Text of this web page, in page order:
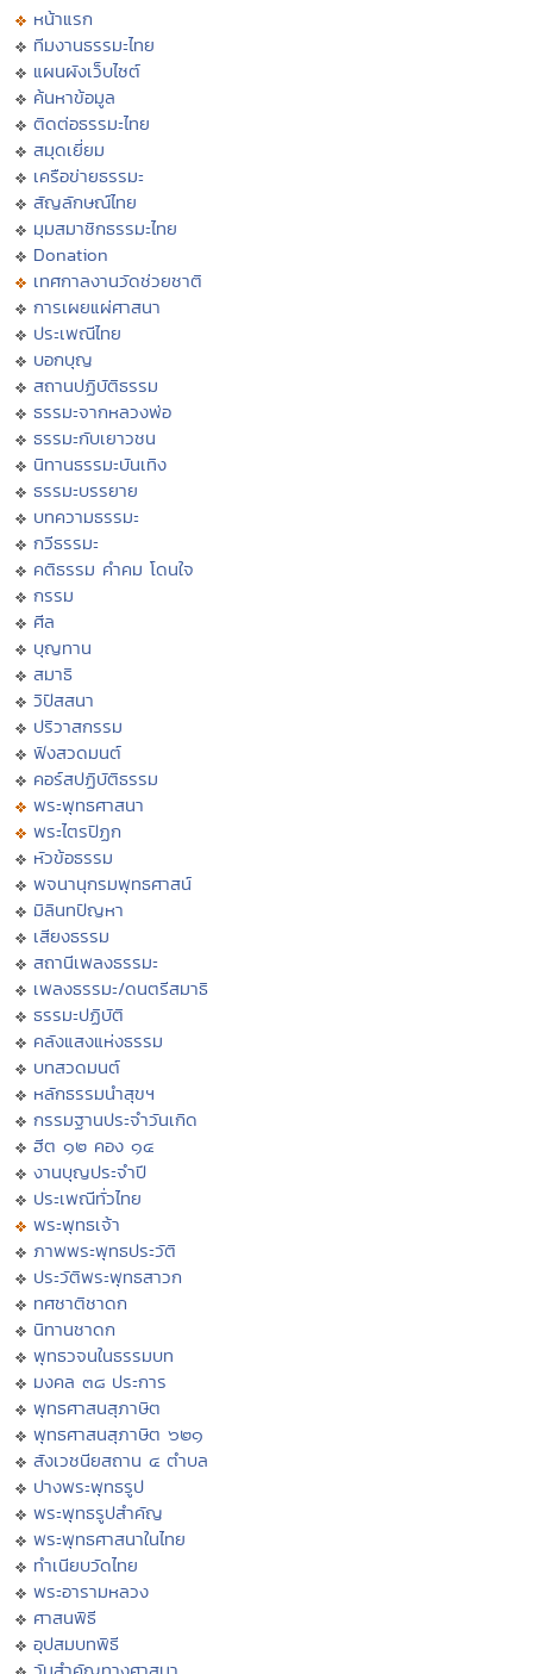
หน้าแรก
ทีมงานธรรมะไทย
แผนผังเว็บไซต์
ค้นหาข้อมูล
ติดต่อธรรมะไทย
สมุดเยี่ยม
เครือข่ายธรรมะ
สัญลักษณ์ไทย
มุมสมาชิกธรรมะไทย
Donation
เทศกาลงานวัดช่วยชาติ
การเผยแผ่ศาสนา
ประเพณีไทย
บอกบุญ
สถานปฏิบัติธรรม
ธรรมะจากหลวงพ่อ
ธรรมะกับเยาวชน
นิทานธรรมะบันเทิง
ธรรมะบรรยาย
บทความธรรมะ
กวีธรรมะ
คติธรรม คำคม โดนใจ
กรรม
ศีล
บุญทาน
สมาธิ
วิปัสสนา
ปริวาสกรรม
ฟังสวดมนต์
คอร์สปฏิบัติธรรม
พระพุทธศาสนา
พระไตรปิฏก
หัวข้อธรรม
พจนานุกรมพุทธศาสน์
มิลินทปัญหา
เสียงธรรม
สถานีเพลงธรรมะ
เพลงธรรมะ/ดนตรีสมาธิ
ธรรมะปฏิบัติ
คลังแสงแห่งธรรม
บทสวดมนต์
หลักธรรมนำสุขฯ
กรรมฐานประจำวันเกิด
ฮีต ๑๒ คอง ๑๔
งานบุญประจำปี
ประเพณีทั่วไทย
พระพุทธเจ้า
ภาพพระพุทธประวัติ
ประวัติพระพุทธสาวก
ทศชาติชาดก
นิทานชาดก
พุทธวจนในธรรมบท
มงคล ๓๘ ประการ
พุทธศาสนสุภาษิต
พุทธศาสนสุภาษิต ๖๒๑
สังเวชนียสถาน ๔ ตำบล
ปางพระพุทธรูป
พระพุทธรูปสำคัญ
พระพุทธศาสนาในไทย
ทำเนียบวัดไทย
พระอารามหลวง
ศาสนพิธี
อุปสมบทพิธี